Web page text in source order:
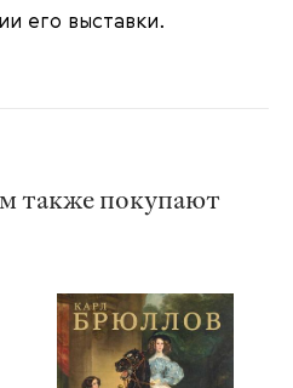
его выставки.
также покупают